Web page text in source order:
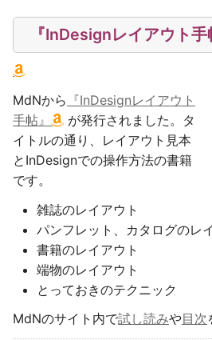
『InDesignレイアウト手
MdNから 『InDesignレイアウト
手帖』
が発行されました。タ
イトルの通り、レイアウト見本
とInDesignでの操作方法の書籍
です。
雑誌のレイアウト
パンフレット、カタログのレ
書籍のレイアウト
端物のレイアウト
とっておきのテクニック
MdNのサイト内で試し読みや目次